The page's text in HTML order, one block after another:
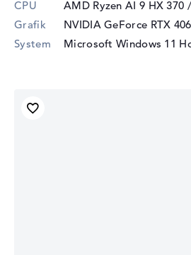
CPU AMD Ryzen AI 9 HX 370
Grafik
NVIDIA GeForce RTX
System
Microsoft Windows 11